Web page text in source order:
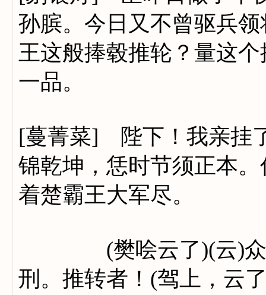
孙膑。今日又不曾驱兵
王这般捧毂推轮？量这
一品。
[蔓菁菜] 陛下！我亲挂
锦乾坤，恁时节须正本
着楚霸王大军尽。
(樊哙云了)(云)众军
刑。推转者！(驾上，云